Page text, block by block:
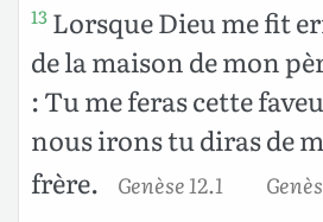
13 Lorsque Dieu me fit
de la maison de mon
: Tu me feras cette
nous irons tu diras de
frère.
Genèse 12.1